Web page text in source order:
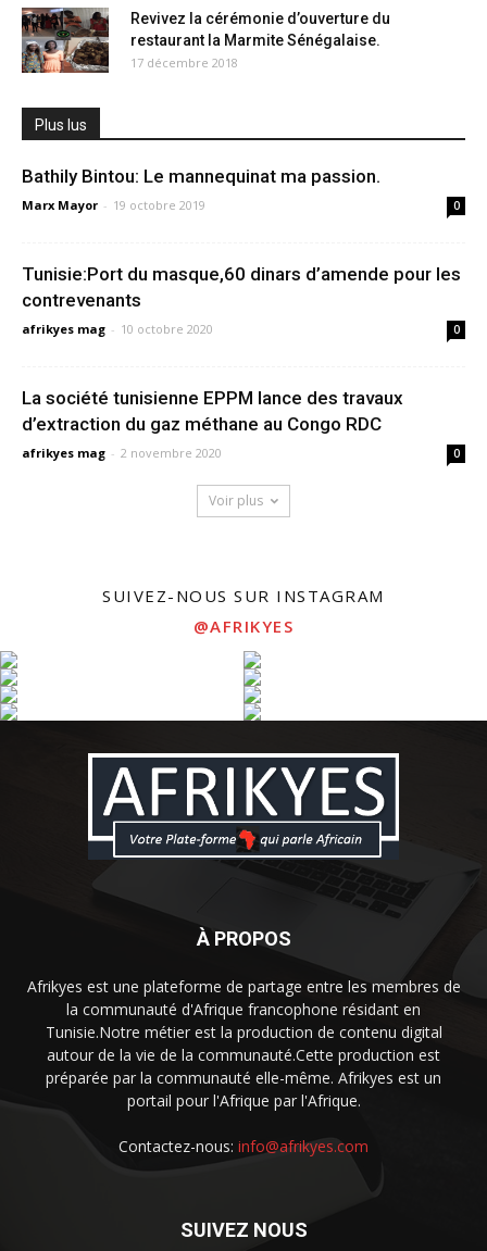
Revivez la cérémonie d’ouverture du
restaurant la Marmite Sénégalaise.
17 décembre 2018
Plus lus
Bathily Bintou: Le mannequinat ma passion.
Marx Mayor - 19 octobre 2019 0
Tunisie:Port du masque,60 dinars d’amende pour les
contrevenants
afrikyes mag - 10 octobre 2020 0
La société tunisienne EPPM lance des travaux
d’extraction du gaz méthane au Congo RDC
afrikyes mag - 2 novembre 2020 0
Voir plus
SUIVEZ-NOUS SUR INSTAGRAM
@AFRIKYES
À PROPOS
Afrikyes est une plateforme de partage entre les membres de
la communauté d'Afrique francophone résidant en
Tunisie.Notre métier est la production de contenu digital
autour de la vie de la communauté.Cette production est
préparée par la communauté elle-même. Afrikyes est un
portail pour l'Afrique par l'Afrique.
Contactez-nous: info@afrikyes.com
SUIVEZ NOUS